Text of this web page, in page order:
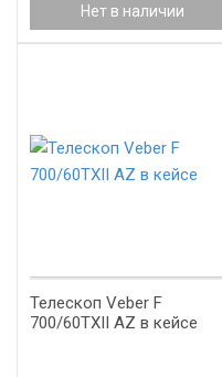
Нет в наличии
Телескоп Veber F
700/60TXII AZ в кейсе